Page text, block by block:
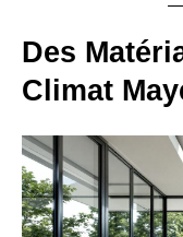
Des
Climat